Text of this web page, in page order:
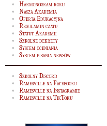
Harmonogram roku
Nasza Akademia
Oferta Edukacyjna
Regulamin czatu
Statut Akademii
Szkolne dekrety
System oceniania
System pisania newsów
Szkolny Discord
Ramesville na Facebooku
Ramesville na Instagramie
Ramesville na TikToku